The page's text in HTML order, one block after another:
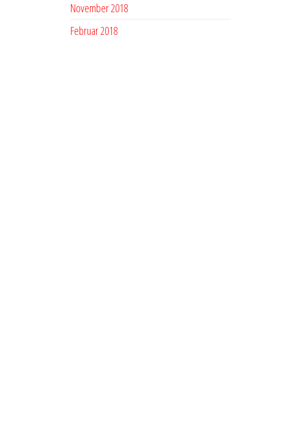
November 2018
Februar 2018